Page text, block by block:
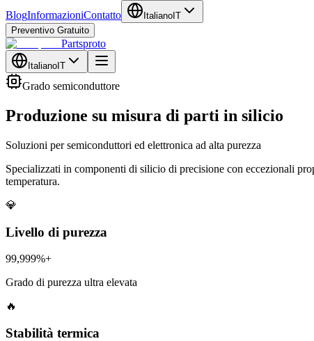
BlogInformazioniContatto Italiano IT
Preventivo Gratuito
Partsproto
Italiano IT
Grado semiconduttore
Produzione su misura di parti in silicio
Soluzioni per semiconduttori ed elettronica ad alta purezza
Specializzati in componenti di silicio di precisione con eccezionali
temperatura.
💎
Livello di purezza
99,999%+
Grado di purezza ultra elevata
🔥
Stabilità termica